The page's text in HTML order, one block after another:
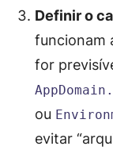
Definir o
funcionam
for
ou
evitar